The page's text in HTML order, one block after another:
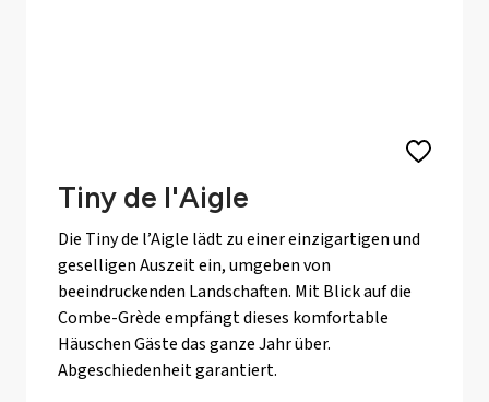
Tiny de l'Aigle
Die Tiny de l’Aigle lädt zu einer einzigartigen und
geselligen Auszeit ein, umgeben von
beeindruckenden Landschaften. Mit Blick auf die
Combe-Grède empfängt dieses komfortable
Häuschen Gäste das ganze Jahr über.
Abgeschiedenheit garantiert.